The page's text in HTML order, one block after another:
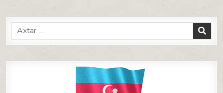
Search
for: